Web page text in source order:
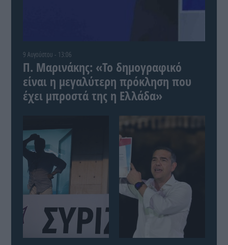
9 Αυγούστου - 13:06
Π. Μαρινάκης: «Το δημογραφικό
είναι η μεγαλύτερη πρόκληση που
έχει μπροστά της η Ελλάδα»